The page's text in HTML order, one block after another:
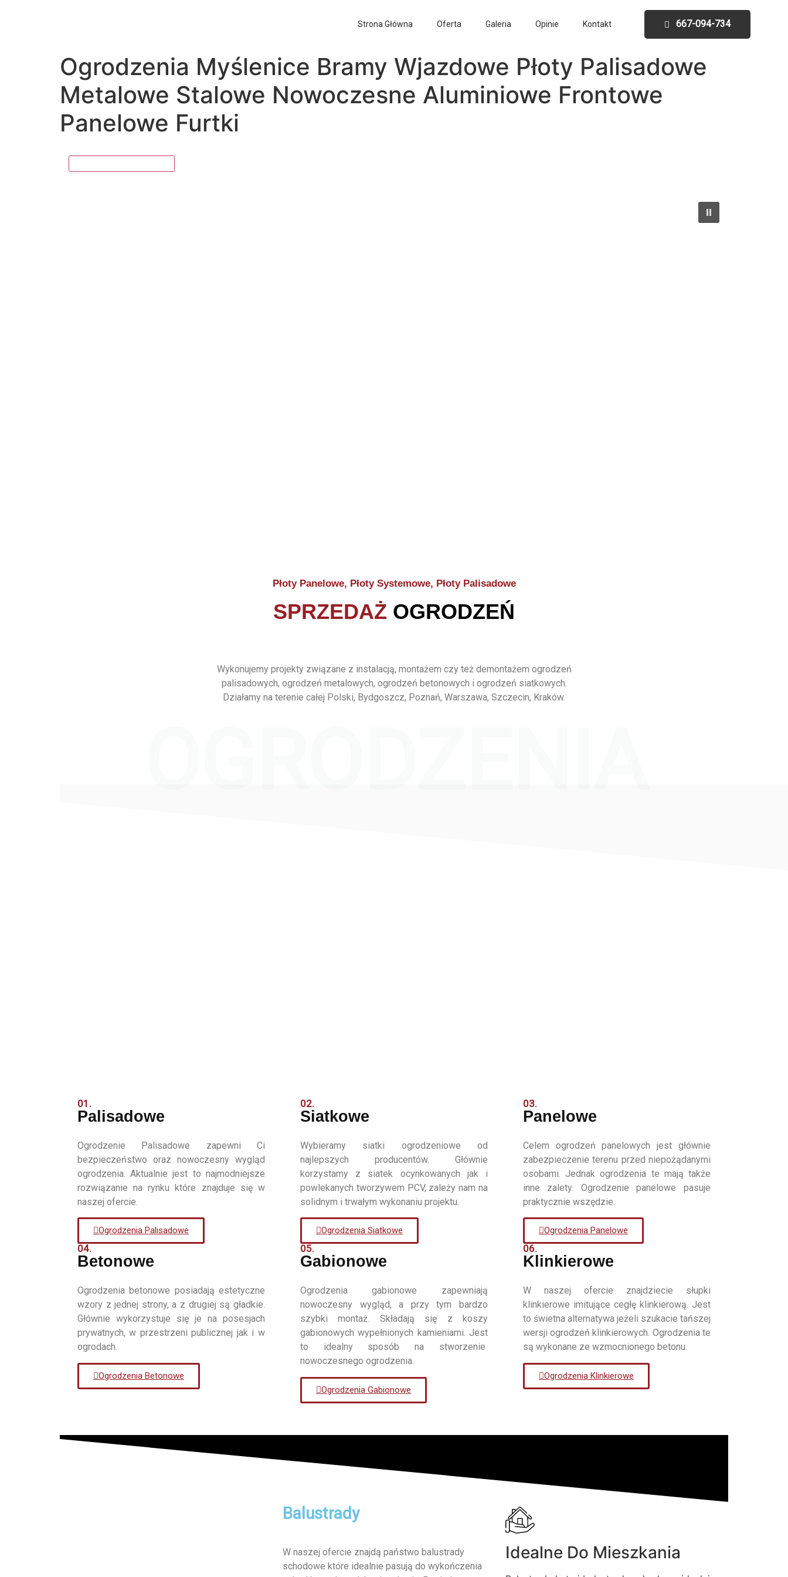
Strona Główna Oferta Galeria Opinie Kontakt 667-094-734
Ogrodzenia Myślenice Bramy Wjazdowe Płoty Palisadowe
Metalowe Stalowe Nowoczesne Aluminiowe Frontowe
Panelowe Furtki
Płoty Panelowe, Płoty Systemowe, Płoty Palisadowe
SPRZEDAŻ OGRODZEŃ
Wykonujemy projekty związane z instalacją, montażem czy też demontażem ogrodzeń
palisadowych, ogrodzeń metalowych, ogrodzeń betonowych i ogrodzeń siatkowych.
Działamy na terenie całej Polski, Bydgoszcz, Poznań, Warszawa, Szczecin, Kraków.
01.
Palisadowe
Ogrodzenie Palisadowe zapewni Ci
bezpieczeństwo oraz nowoczesny wygląd
ogrodzenia. Aktualnie jest to najmodniejsze
rozwiązanie na rynku które znajduje się w
naszej ofercie.
Ogrodzenia Palisadowe
04.
Betonowe
Ogrodzenia betonowe posiadają estetyczne
wzory z jednej strony, a z drugiej są gładkie.
Głównie wykorzystuje się je na posesjach
prywatnych, w przestrzeni publicznej jak i w
ogrodach.
Ogrodzenia Betonowe
02.
Siatkowe
Wybieramy siatki ogrodzeniowe od
najlepszych producentów. Głównie
korzystamy z siatek ocynkowanych jak i
powlekanych tworzywem PCV, zależy nam na
solidnym i trwałym wykonaniu projektu.
Ogrodzenia Siatkowe
05.
Gabionowe
Ogrodzenia gabionowe zapewniają
nowoczesny wygląd, a przy tym bardzo
szybki montaż. Składają się z koszy
gabionowych wypełnionych kamieniami. Jest
to idealny sposób na stworzenie
nowoczesnego ogrodzenia.
Ogrodzenia Gabionowe
03.
Panelowe
Celem ogrodzeń panelowych jest głównie
zabezpieczenie terenu przed niepożądanymi
osobami. Jednak ogrodzenia te mają także
inne zalety. Ogrodzenie panelowe pasuje
praktycznie wszędzie.
Ogrodzenia Panelowe
06.
Klinkierowe
W naszej ofercie znajdziecie słupki
klinkierowe imitujące cegłę klinkierową. Jest
to świetna alternatywa jeżeli szukacie tańszej
wersji ogrodzeń klinkierowych. Ogrodzenia te
są wykonane ze wzmocnionego betonu.
Ogrodzenia Klinkierowe
Balustrady
W naszej ofercie znajdą państwo balustrady
schodowe które idealnie pasują do wykończenia
Idealne Do Mieszkania